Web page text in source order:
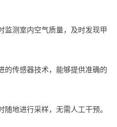
监测室内空气质量，及时发现甲
的传感器技术，能够提供准确的
地进行采样，无需人工干预。